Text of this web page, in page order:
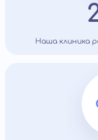
Наша клиника